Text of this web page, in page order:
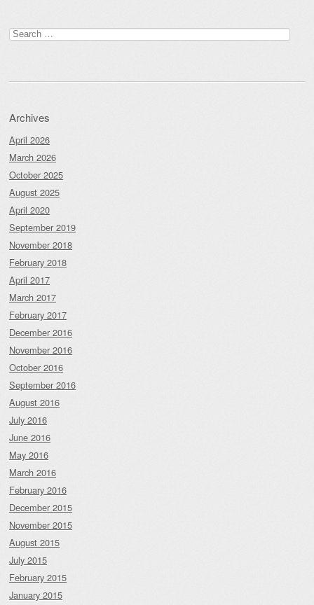
Search
for:
Archives
April 2026
March 2026
October 2025
August 2025
April 2020
September 2019
November 2018
February 2018
April 2017
March 2017
February 2017
December 2016
November 2016
October 2016
September 2016
August 2016
July 2016
June 2016
May 2016
March 2016
February 2016
December 2015
November 2015
August 2015
July 2015
February 2015
January 2015